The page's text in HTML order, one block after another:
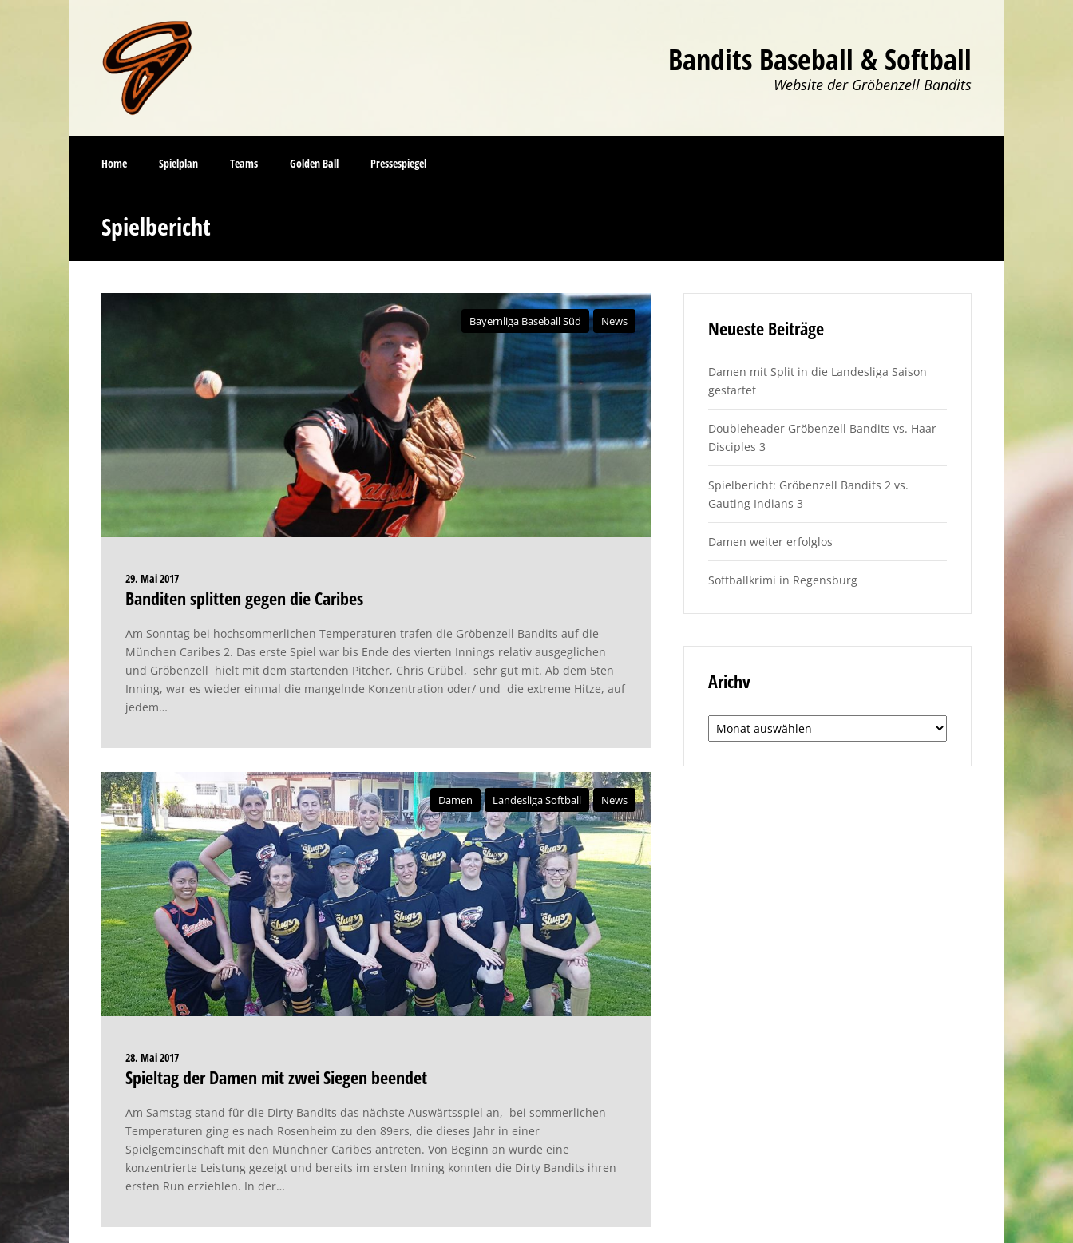
Bandits Baseball & Softball
Website der Gröbenzell Bandits
Home Spielplan Teams Golden Ball Pressespiegel
Spielbericht
Bayernliga Baseball Süd News
29. Mai 2017
Banditen splitten gegen die Caribes
Am Sonntag bei hochsommerlichen Temperaturen trafen die Gröbenzell Bandits auf die
München Caribes 2. Das erste Spiel war bis Ende des vierten Innings relativ ausgeglichen
und Gröbenzell hielt mit dem startenden Pitcher, Chris Grübel, sehr gut mit. Ab dem 5ten
Inning, war es wieder einmal die mangelnde Konzentration oder/ und die extreme Hitze, auf
jedem…
Damen Landesliga Softball News
28. Mai 2017
Spieltag der Damen mit zwei Siegen beendet
Am Samstag stand für die Dirty Bandits das nächste Auswärtsspiel an, bei sommerlichen
Temperaturen ging es nach Rosenheim zu den 89ers, die dieses Jahr in einer
Spielgemeinschaft mit den Münchner Caribes antreten. Von Beginn an wurde eine
konzentrierte Leistung gezeigt und bereits im ersten Inning konnten die Dirty Bandits ihren
ersten Run erziehlen. In der…
Neueste Beiträge
Damen mit Split in die Landesliga Saison
gestartet
Doubleheader Gröbenzell Bandits vs. Haar
Disciples 3
Spielbericht: Gröbenzell Bandits 2 vs.
Gauting Indians 3
Damen weiter erfolglos
Softballkrimi in Regensburg
Arichv
Arichv